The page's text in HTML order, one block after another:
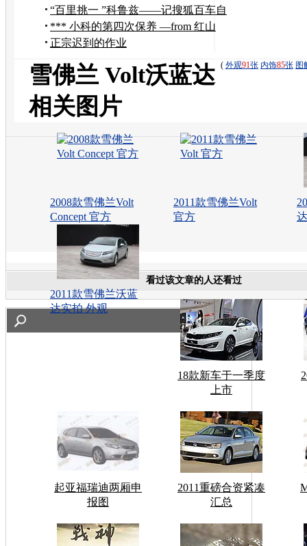
“百里挑一 ”科鲁兹——记搜狐百车自
驾游邯郸
*** 小科的第四次保养 —from 红山
***
正宗迟到的作业
( 外观91张 内饰85张 图
雪佛兰 Volt沃蓝达
相关图片
2008款雪佛兰Volt
Concept 官方
2011款雪佛兰Volt
官方
2011款雪佛兰沃蓝
达实拍 外观
看过该文章的人还看过
18款新车于一季度
上市
起亚福瑞迪两厢申
报图
2011重磅合资紧凑
汇总